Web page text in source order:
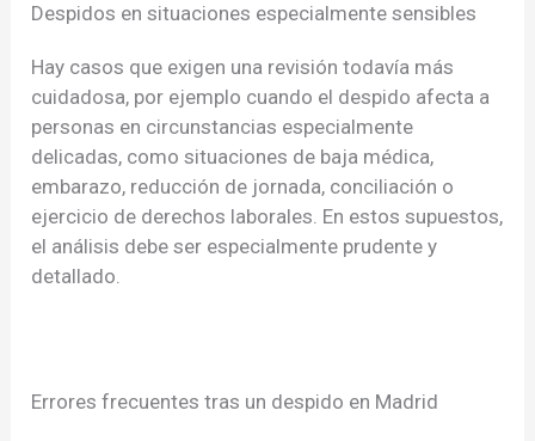
Despidos en situaciones especialmente sensibles
Hay casos que exigen una revisión todavía más
cuidadosa, por ejemplo cuando el despido afecta a
personas en circunstancias especialmente
delicadas, como situaciones de baja médica,
embarazo, reducción de jornada, conciliación o
ejercicio de derechos laborales. En estos supuestos,
el análisis debe ser especialmente prudente y
detallado.
Errores frecuentes tras un despido en Madrid